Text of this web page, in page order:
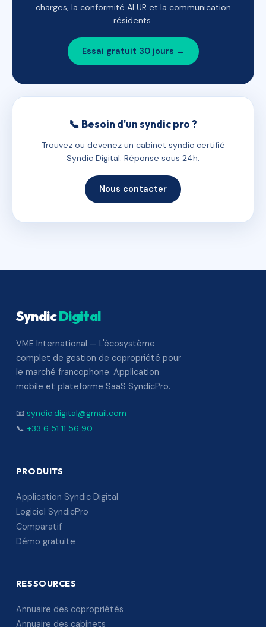
charges, la conformité ALUR et la communication
résidents.
Essai gratuit 30 jours →
📞 Besoin d'un syndic pro ?
Trouvez ou devenez un cabinet syndic certifié
Syndic Digital. Réponse sous 24h.
Nous contacter
SyndicDigital
VME International — L'écosystème
complet de gestion de copropriété pour
le marché francophone. Application
mobile et plateforme SaaS SyndicPro.
📧 syndic.digital@gmail.com
📞 +33 6 51 11 56 90
PRODUITS
Application Syndic Digital
Logiciel SyndicPro
Comparatif
Démo gratuite
RESSOURCES
Annuaire des copropriétés
Annuaire des cabinets